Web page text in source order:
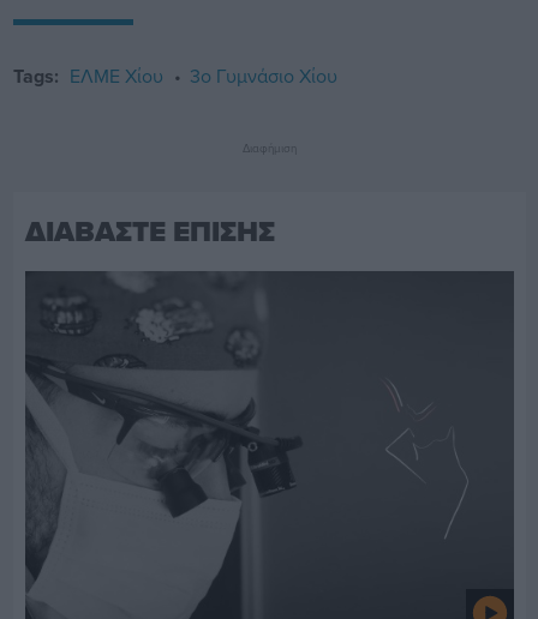
Tags: ΕΛΜΕ Χίου 3ο Γυμνάσιο Χίου
Διαφήμιση
ΔΙΑΒΑΣΤΕ ΕΠΙΣΗΣ